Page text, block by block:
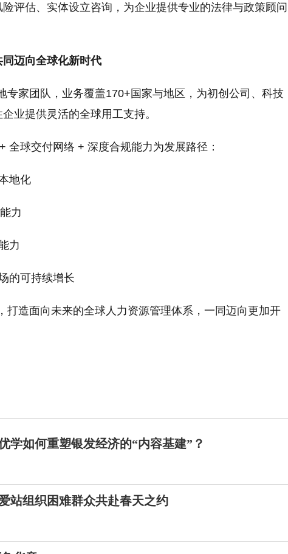
评估、实体设立咨询，为企业提供专业的法律与政策顾问
迈向全球化新时代
专家团队，业务覆盖170+国家与地区，为初创公司、科技
业提供灵活的全球用工支持。
全球交付网络 + 深度合规能力为发展路径：
地化
力
力
的可持续增长
打造面向未来的全球人力资源管理体系，一同迈向更加开
学如何重塑银发经济的“内容基建”？
组织困难群众共赴春天之约